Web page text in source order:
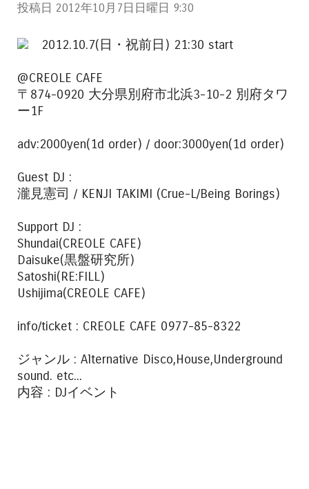
投稿日 2012年10月7日日曜日 9:30
2012.10.7(日・祝前日) 21:30 start
@CREOLE CAFE
〒874-0920 大分県別府市北浜3-10-2 別府タワ
ー1F
adv:2000yen(1d order) / door:3000yen(1d order)
Guest DJ :
瀧見憲司 / KENJI TAKIMI (Crue-L/Being Borings)
Support DJ :
Shundai(CREOLE CAFE)
Daisuke(黒盤研究所)
Satoshi(RE:FILL)
Ushijima(CREOLE CAFE)
info/ticket : CREOLE CAFE 0977-85-8322
ジャンル : Alternative Disco,House,Underground
sound. etc...
内容 : DJイベント